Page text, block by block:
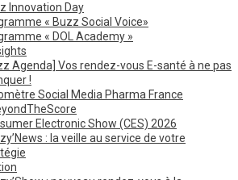
Innovation Day
« Buzz Social Voice»
« DOL Academy »
Agenda] Vos rendez-vous E-santé à ne pas
!
Social Media Pharma France
Electronic Show (CES) 2026
: la veille au service de votre